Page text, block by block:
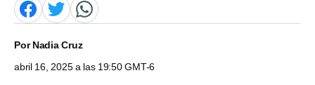
PorNadia Cruz
abril 16, 2025 a las 19:50 GMT-6